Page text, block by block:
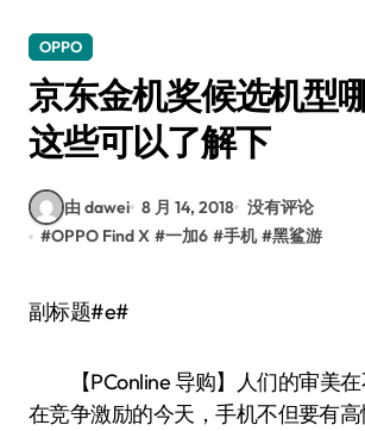
OPPO
京东金机奖候选机型
这些可以了解下
由 dawei 8 月 14, 2018 没有评论
#OPPO Find X #一加6 #手机 #黑鲨游
副标题#e#
【PConline 导购】人们的审美在
在竞争激励的今天，手机不但要有